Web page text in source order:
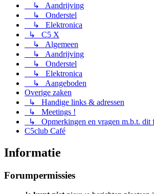
↳ Aandrijving
↳ Onderstel
↳ Elektronica
↳ C5 X
↳ Algemeen
↳ Aandrijving
↳ Onderstel
↳ Elektronica
↳ Aangeboden
Overige zaken
↳ Handige links & adressen
↳ Meetings !
↳ Opmerkingen en vragen m.b.t. dit
C5club Café
Informatie
Forumpermissies